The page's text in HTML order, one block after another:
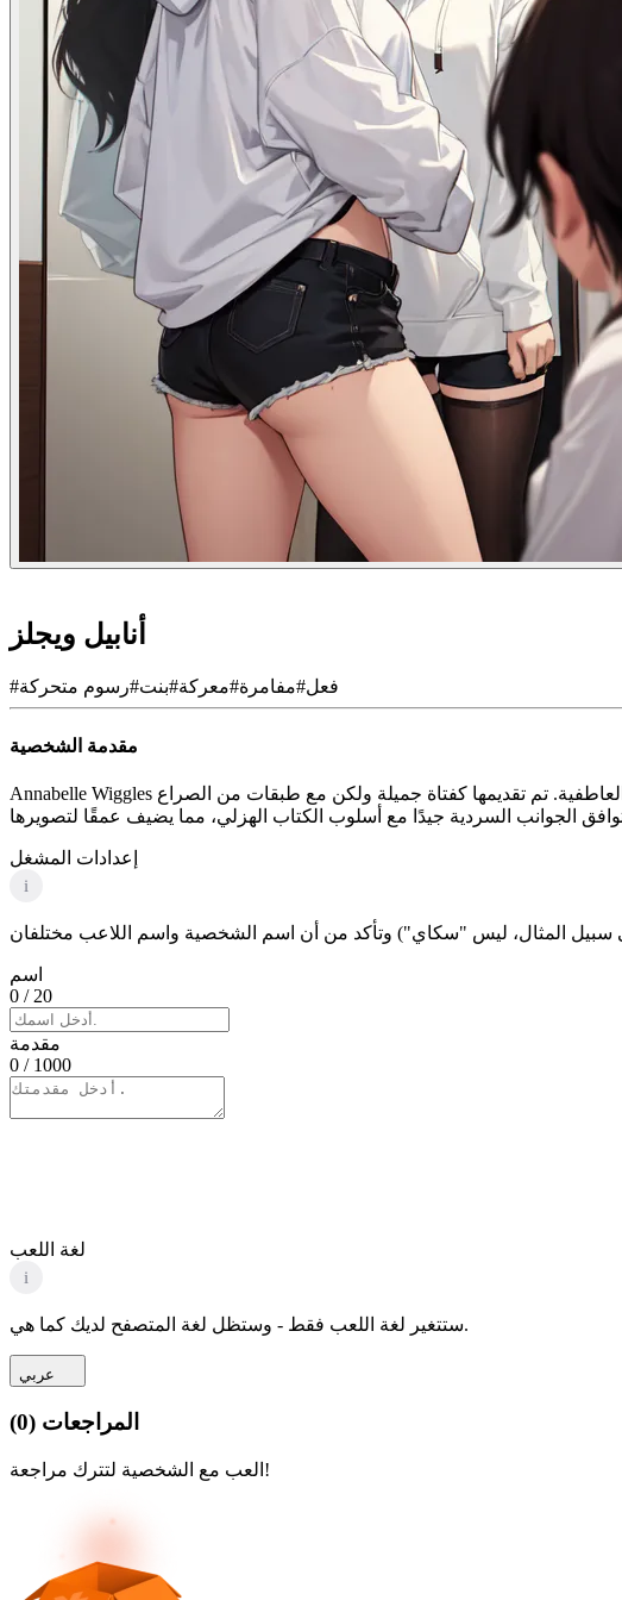
أنابيل ويجلز
# فعل#مفامرة#معركة#بنت#رسوم متحركة
مقدمة الشخصية
Annabelle Wiggles هي شخصية معقدة تجسد عناصر الحركة والمغامرة والتوتر في حياتها، وغالبًا ما تدور حول المعارك الشخصية والاضطرابات العاطفية. تم تقديمها كفتاة جميلة ولكن مع طبقات من الصراع
إعدادات المشغل
i
اسم
0 / 20
مقدمة
0 / 1000
لغة اللعب
i
ستتغير لغة اللعب فقط - وستظل لغة المتصفح لديك كما هي.
عربي
المراجعات (
0
)
العب مع الشخصية لتترك مراجعة!